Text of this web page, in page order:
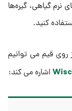
نرم گیاهی، گیره‌ها
کنید.
قیم می توانیم
اشاره می کند: